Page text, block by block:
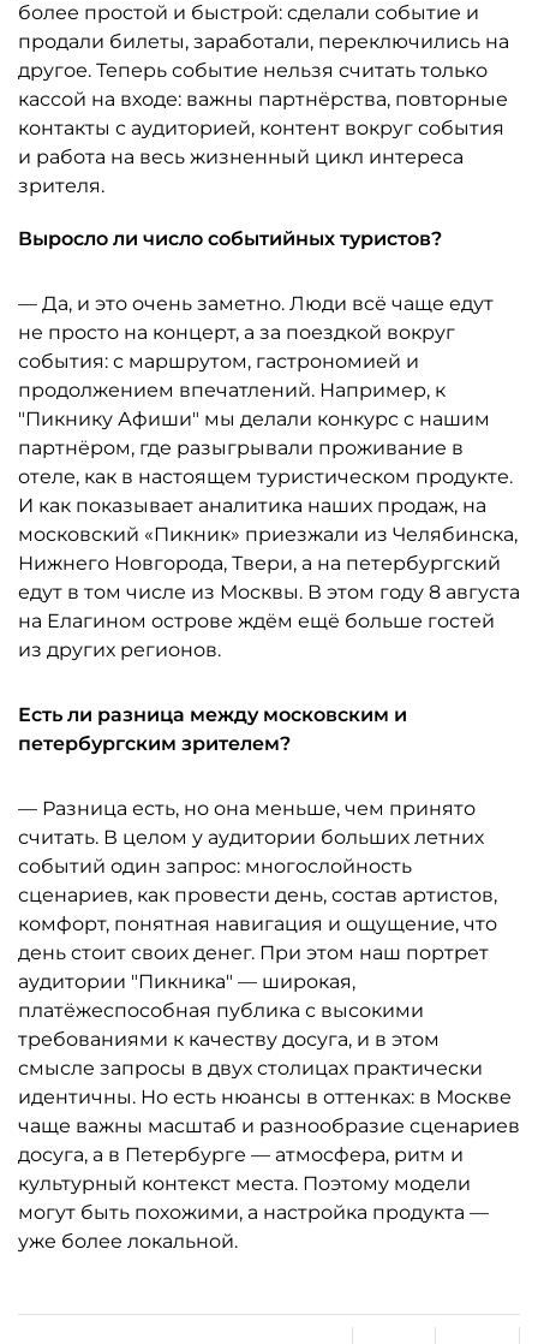
более простой и быстрой: сделали событие и
продали билеты, заработали, переключились на
другое. Теперь событие нельзя считать только
кассой на входе: важны партнёрства, повторные
контакты с аудиторией, контент вокруг события
и работа на весь жизненный цикл интереса
зрителя.
Выросло ли число событийных туристов?
— Да, и это очень заметно. Люди всё чаще едут
не просто на концерт, а за поездкой вокруг
события: с маршрутом, гастрономией и
продолжением впечатлений. Например, к
"Пикнику Афиши" мы делали конкурс с нашим
партнёром, где разыгрывали проживание в
отеле, как в настоящем туристическом продукте.
И как показывает аналитика наших продаж, на
московский «Пикник» приезжали из Челябинска,
Нижнего Новгорода, Твери, а на петербургский
едут в том числе из Москвы. В этом году 8 августа
на Елагином острове ждём ещё больше гостей
из других регионов.
Есть ли разница между московским и
петербургским зрителем?
— Разница есть, но она меньше, чем принято
считать. В целом у аудитории больших летних
событий один запрос: многослойность
сценариев, как провести день, состав артистов,
комфорт, понятная навигация и ощущение, что
день стоит своих денег. При этом наш портрет
аудитории "Пикника" — широкая,
платёжеспособная публика с высокими
требованиями к качеству досуга, и в этом
смысле запросы в двух столицах практически
идентичны. Но есть нюансы в оттенках: в Москве
чаще важны масштаб и разнообразие сценариев
досуга, а в Петербурге — атмосфера, ритм и
культурный контекст места. Поэтому модели
могут быть похожими, а настройка продукта —
уже более локальной.